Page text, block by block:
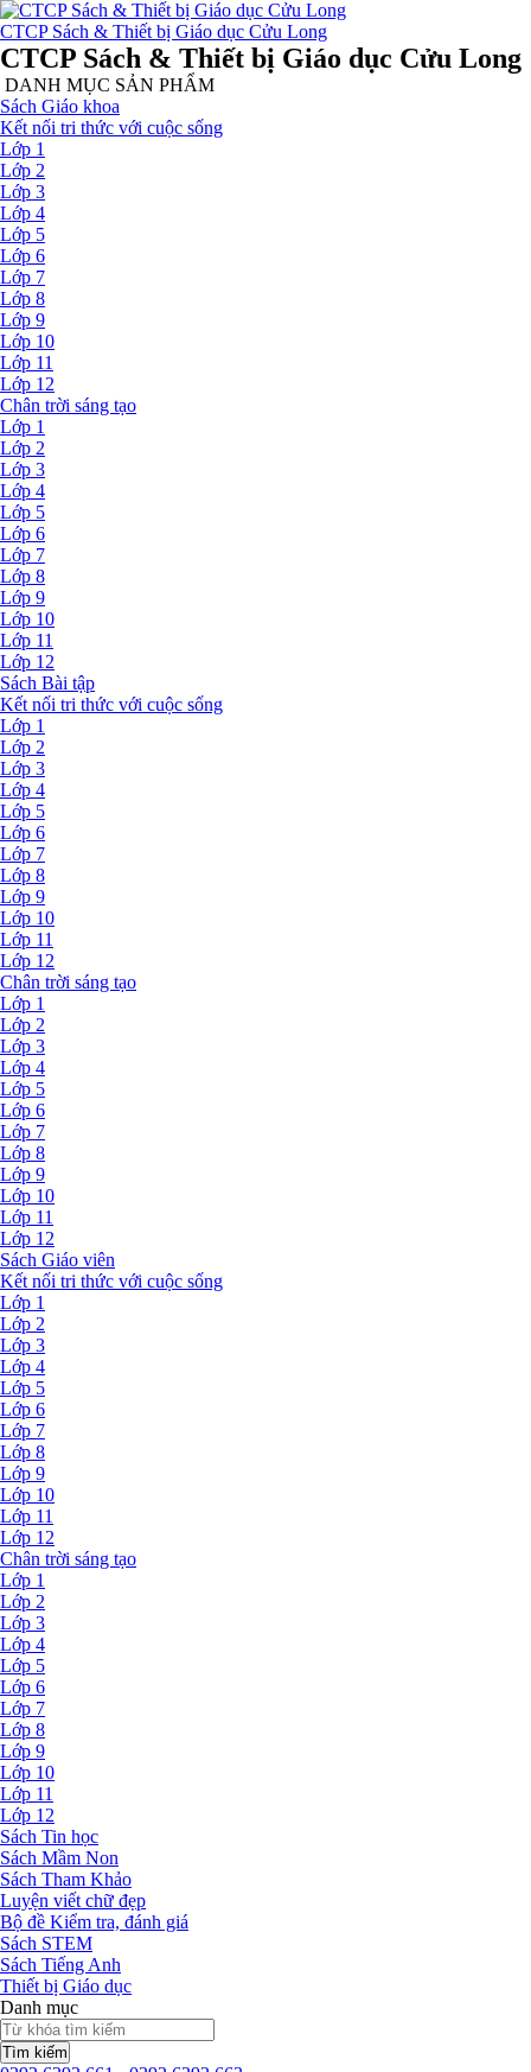
CTCP Sách & Thiết bị Giáo dục Cửu Long
CTCP Sách & Thiết bị Giáo dục Cửu Long
DANH MỤC SẢN PHẨM
Sách Giáo khoa
Kết nối tri thức với cuộc sống
Lớp 1
Lớp 2
Lớp 3
Lớp 4
Lớp 5
Lớp 6
Lớp 7
Lớp 8
Lớp 9
Lớp 10
Lớp 11
Lớp 12
Chân trời sáng tạo
Lớp 1
Lớp 2
Lớp 3
Lớp 4
Lớp 5
Lớp 6
Lớp 7
Lớp 8
Lớp 9
Lớp 10
Lớp 11
Lớp 12
Sách Bài tập
Kết nối tri thức với cuộc sống
Lớp 1
Lớp 2
Lớp 3
Lớp 4
Lớp 5
Lớp 6
Lớp 7
Lớp 8
Lớp 9
Lớp 10
Lớp 11
Lớp 12
Chân trời sáng tạo
Lớp 1
Lớp 2
Lớp 3
Lớp 4
Lớp 5
Lớp 6
Lớp 7
Lớp 8
Lớp 9
Lớp 10
Lớp 11
Lớp 12
Sách Giáo viên
Kết nối tri thức với cuộc sống
Lớp 1
Lớp 2
Lớp 3
Lớp 4
Lớp 5
Lớp 6
Lớp 7
Lớp 8
Lớp 9
Lớp 10
Lớp 11
Lớp 12
Chân trời sáng tạo
Lớp 1
Lớp 2
Lớp 3
Lớp 4
Lớp 5
Lớp 6
Lớp 7
Lớp 8
Lớp 9
Lớp 10
Lớp 11
Lớp 12
Sách Tin học
Sách Mầm Non
Sách Tham Khảo
Luyện viết chữ đẹp
Bộ đề Kiểm tra, đánh giá
Sách STEM
Sách Tiếng Anh
Thiết bị Giáo dục
Danh mục
Tìm kiếm